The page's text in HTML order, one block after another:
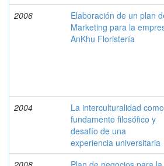
2006
Elaboración de un plan
Marketing para la
AnKhu Floristería
2004
La interculturalidad como
fundamento filosófico y
desafío de una
experiencia universitaria